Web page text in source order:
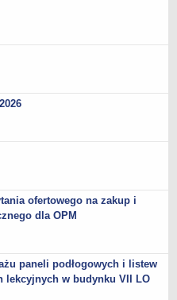
ofertowego na zakup i
dla OPM
paneli podłogowych i listew
lekcyjnych w budynku VII LO